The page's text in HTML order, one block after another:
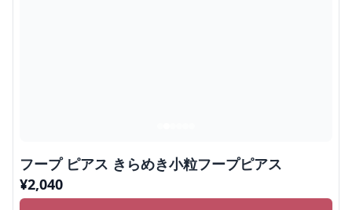
フープ ピアス きらめき小粒フープピアス
¥2,040